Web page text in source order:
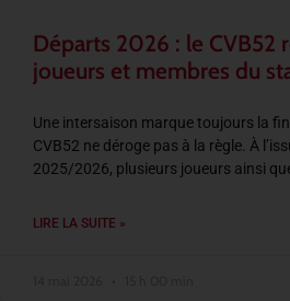
Départs 2026 : le CVB52
joueurs et membres du
Une intersaison marque toujours la fin
CVB52 ne déroge pas à la règle. À
2025/2026, plusieurs joueurs ainsi
LIRE LA SUITE »